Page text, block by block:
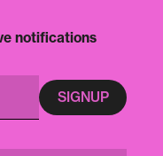
notifications